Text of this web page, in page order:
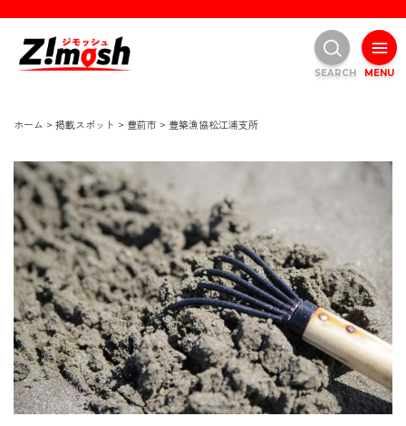
ホーム > 掲載スポット > 豊前市 > 豊築漁協松江浦支所
MENU
SEARCH